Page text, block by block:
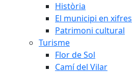
Història
El municipi en xifres
Patrimoni cultural
Turisme
Flor de Sol
Camí del Vilar